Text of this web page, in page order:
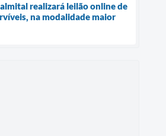
realizará leilão online de
na modalidade maior